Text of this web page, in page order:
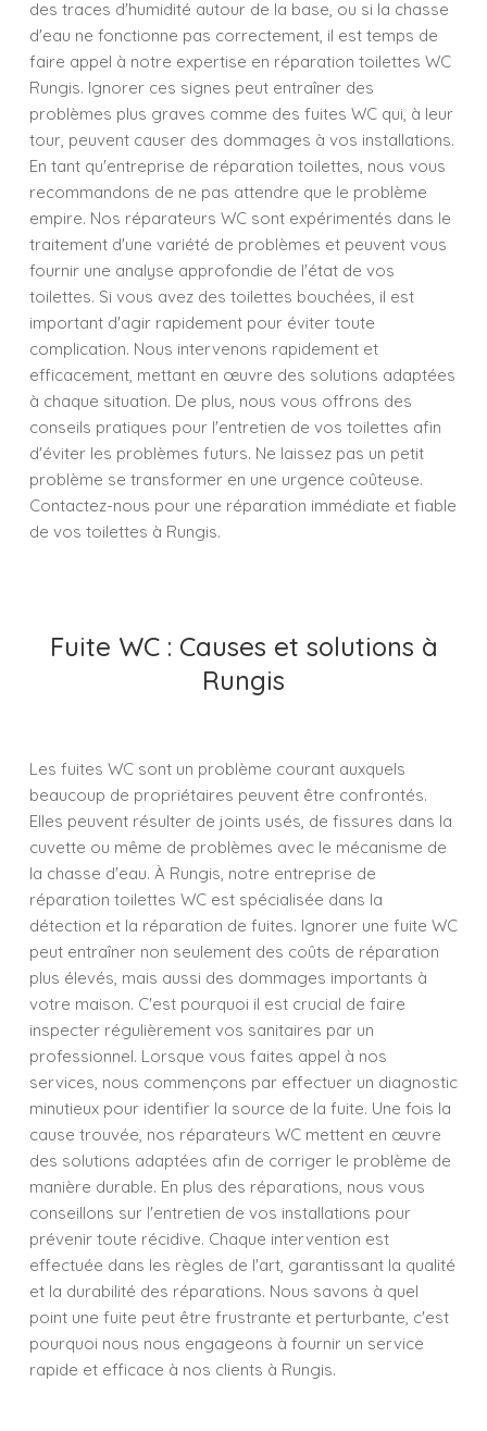
des traces d'humidité autour de la base, ou si la chasse
d'eau ne fonctionne pas correctement, il est temps de
faire appel à notre expertise en réparation toilettes WC
Rungis. Ignorer ces signes peut entraîner des
problèmes plus graves comme des fuites WC qui, à leur
tour, peuvent causer des dommages à vos installations.
En tant qu'entreprise de réparation toilettes, nous vous
recommandons de ne pas attendre que le problème
empire. Nos réparateurs WC sont expérimentés dans le
traitement d'une variété de problèmes et peuvent vous
fournir une analyse approfondie de l'état de vos
toilettes. Si vous avez des toilettes bouchées, il est
important d'agir rapidement pour éviter toute
complication. Nous intervenons rapidement et
efficacement, mettant en œuvre des solutions adaptées
à chaque situation. De plus, nous vous offrons des
conseils pratiques pour l'entretien de vos toilettes afin
d'éviter les problèmes futurs. Ne laissez pas un petit
problème se transformer en une urgence coûteuse.
Contactez-nous pour une réparation immédiate et fiable
de vos toilettes à Rungis.
Fuite WC : Causes et solutions à
Rungis
Les fuites WC sont un problème courant auxquels
beaucoup de propriétaires peuvent être confrontés.
Elles peuvent résulter de joints usés, de fissures dans la
cuvette ou même de problèmes avec le mécanisme de
la chasse d'eau. À Rungis, notre entreprise de
réparation toilettes WC est spécialisée dans la
détection et la réparation de fuites. Ignorer une fuite WC
peut entraîner non seulement des coûts de réparation
plus élevés, mais aussi des dommages importants à
votre maison. C'est pourquoi il est crucial de faire
inspecter régulièrement vos sanitaires par un
professionnel. Lorsque vous faites appel à nos
services, nous commençons par effectuer un diagnostic
minutieux pour identifier la source de la fuite. Une fois la
cause trouvée, nos réparateurs WC mettent en œuvre
des solutions adaptées afin de corriger le problème de
manière durable. En plus des réparations, nous vous
conseillons sur l'entretien de vos installations pour
prévenir toute récidive. Chaque intervention est
effectuée dans les règles de l'art, garantissant la qualité
et la durabilité des réparations. Nous savons à quel
point une fuite peut être frustrante et perturbante, c'est
pourquoi nous nous engageons à fournir un service
rapide et efficace à nos clients à Rungis.